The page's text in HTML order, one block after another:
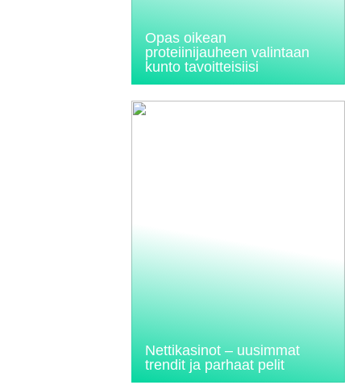
Opas oikean
proteiinijauheen valintaan
kunto tavoitteisiisi
Nettikasinot – uusimmat
trendit ja parhaat pelit